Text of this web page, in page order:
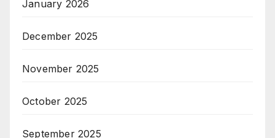
January 2026
December 2025
November 2025
October 2025
September 2025